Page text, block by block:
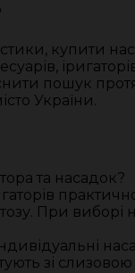
купити
пошук
України.
та насадок?
При виборі
зі